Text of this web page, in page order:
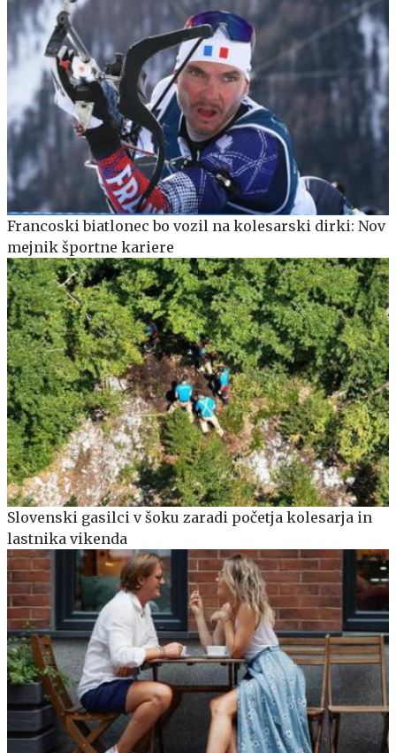
Francoski biatlonec bo vozil na kolesarski dirki: Nov
mejnik športne kariere
Slovenski gasilci v šoku zaradi početja kolesarja in
lastnika vikenda